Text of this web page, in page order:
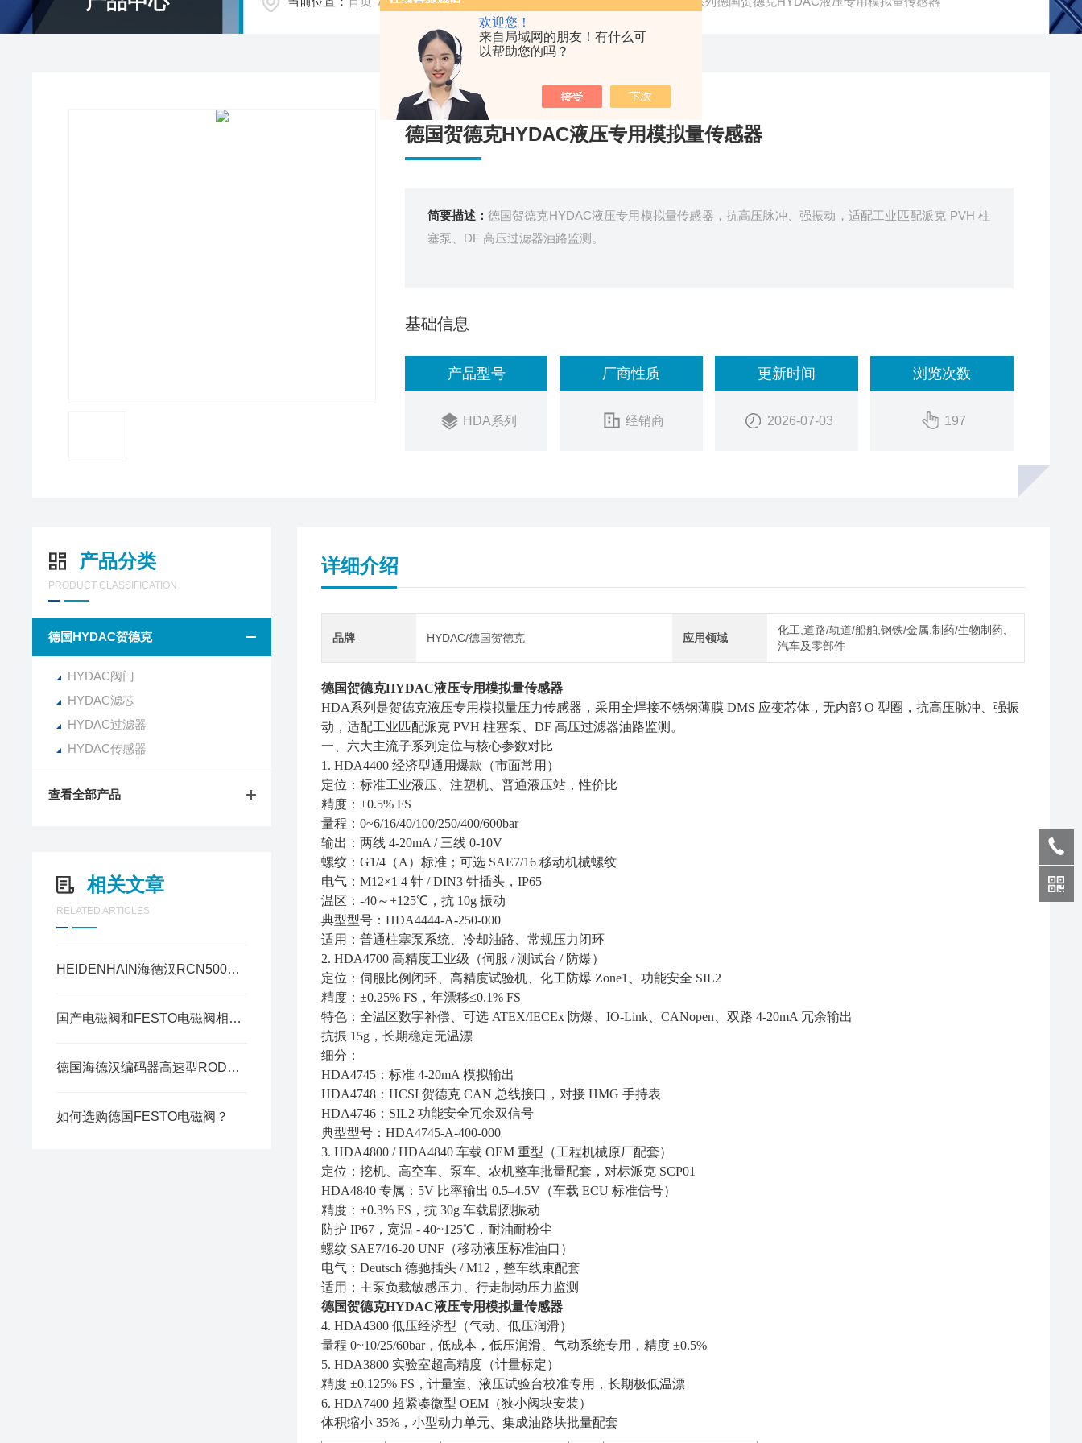
欢迎您！
来自局域网的朋友！有什么可
以帮助您的吗？
德国贺德克HYDAC液压专用模拟量传感器
简要描述： 德国贺德克HYDAC液压专用模拟量传感器，抗高压脉冲、强振动，适配工业匹配派克 PVH 柱
塞泵、DF 高压过滤器油路监测。
基础信息
产品型号
HDA系列
厂商性质
经销商
更新时间
2026-07-03
浏览次数
197
产品分类
PRODUCT CLASSIFICATION
德国HYDAC贺德克
HYDAC阀门
HYDAC滤芯
HYDAC过滤器
HYDAC传感器
查看全部产品
相关文章
RELATED ARTICLES
HEIDENHAIN海德汉RCN5000高精度角度编码器热膨胀补偿方案全解
国产电磁阀和FESTO电磁阀相比有哪些优势和劣势？
德国海德汉编码器高速型ROD480vs通用型ROD431特点
如何选购德国FESTO电磁阀？
详细介绍
品牌 HYDAC/德国贺德克 应用领域
化工,道路/轨道/船舶,钢铁/金属,制药/生物制药,
汽车及零部件
德国贺德克HYDAC液压专用模拟量传感器
HDA系列是贺德克液压专用模拟量压力传感器，采用全焊接不锈钢薄膜 DMS 应变芯体，无内部 O 型圈，抗高压脉冲、强振
动，适配工业匹配派克 PVH 柱塞泵、DF 高压过滤器油路监测。
一、六大主流子系列定位与核心参数对比
1. HDA4400 经济型通用爆款（市面常用）
定位：标准工业液压、注塑机、普通液压站，性价比
精度：±0.5% FS
量程：0~6/16/40/100/250/400/600bar
输出：两线 4-20mA / 三线 0-10V
螺纹：G1/4（A）标准；可选 SAE7/16 移动机械螺纹
电气：M12×1 4 针 / DIN3 针插头，IP65
温区：-40～+125℃，抗 10g 振动
典型型号：HDA4444-A-250-000
适用：普通柱塞泵系统、冷却油路、常规压力闭环
2. HDA4700 高精度工业级（伺服 / 测试台 / 防爆）
定位：伺服比例闭环、高精度试验机、化工防爆 Zone1、功能安全 SIL2
精度：±0.25% FS，年漂移≤0.1% FS
特色：全温区数字补偿、可选 ATEX/IECEx 防爆、IO-Link、CANopen、双路 4-20mA 冗余输出
抗振 15g，长期稳定无温漂
细分：
HDA4745：标准 4-20mA 模拟输出
HDA4748：HCSI 贺德克 CAN 总线接口，对接 HMG 手持表
HDA4746：SIL2 功能安全冗余双信号
典型型号：HDA4745-A-400-000
3. HDA4800 / HDA4840 车载 OEM 重型（工程机械原厂配套）
定位：挖机、高空车、泵车、农机整车批量配套，对标派克 SCP01
HDA4840 专属：5V 比率输出 0.5–4.5V（车载 ECU 标准信号）
精度：±0.3% FS，抗 30g 车载剧烈振动
防护 IP67，宽温 - 40~125℃，耐油耐粉尘
螺纹 SAE7/16-20 UNF（移动液压标准油口）
电气：Deutsch 德驰插头 / M12，整车线束配套
适用：主泵负载敏感压力、行走制动压力监测
德国贺德克HYDAC液压专用模拟量传感器
4. HDA4300 低压经济型（气动、低压润滑）
量程 0~10/25/60bar，低成本，低压润滑、气动系统专用，精度 ±0.5%
5. HDA3800 实验室超高精度（计量标定）
精度 ±0.125% FS，计量室、液压试验台校准专用，长期极低温漂
6. HDA7400 超紧凑微型 OEM（狭小阀块安装）
体积缩小 35%，小型动力单元、集成油路块批量配套